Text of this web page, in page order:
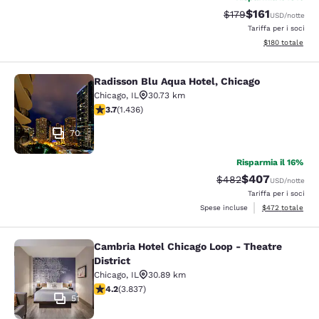
Tariffa di
$179Tariffa
$161USD/notte
Tariffa per i soci
Visualizza i
$180 totale
Radisson Blu Aqua Hotel, Chicago
70
Radisson Blu Aqua Hotel, Chicago
Chicago, IL
30.73 km
Valutazione di 3.66 stelle. Buono. 1436 recensioni
3.7(1.436)
Risparmia il 16%
Tariffa di barratura:
$482Tariffa
$407USD/notte
Tariffa per i soci
Spese incluse
Visualizza i
$472 totale
Cambria Hotel Chicago Loop -
51
Cambria Hotel Chicago Loop - Theatre
District
Chicago, IL
30.89 km
Valutazione di 4.21 stelle. Ottimo. 3837 recensioni
4.2(3.837)